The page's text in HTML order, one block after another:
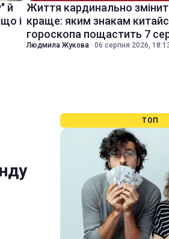
й
і
Життя кардинально
краще: яким знакам
гороскопа пощастить 7
Людмила Жукова · 06 серпня 2026,
ТОП